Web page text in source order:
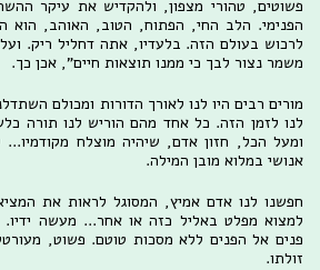
פשוטים, טהורי מצפון, ולהקדיש את עיקר
הפנימי. הלב החי, הפתוח, הטוב, האוהב, הוא
לרכוש בעולם הזה. בלעדיו, אתה דחליל ריק.
משמר נצור לבך כי ממנו תוצאות חיים", אכן כך.
מורים רבים היו לנו לאורך הדורות ומכולם
לנו לזמן הזה. כל אחד מהם הוריש לנו תורה
ומעל הכל, חזון אדם, שיהיה מוצלח
אנושי במלוא מובן המילה.
חפשנו לנו אדם אמיץ, המסוגל לראות את
למצוא מפלט באליל כזה או אחר... מעשה ידיו.
פנים אל הפנים ללא מסכות טוטם. פשוט,
זולתו.